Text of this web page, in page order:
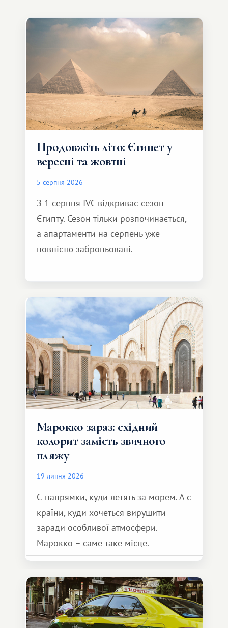
Продовжіть літо: Єгипет у
вересні та жовтні
5 серпня 2026
З 1 серпня IVC відкриває сезон
Єгипту. Сезон тільки розпочинається,
а апартаменти на серпень уже
повністю заброньовані.
Марокко зараз: східний
колорит замість звичного
пляжу
19 липня 2026
Є напрямки, куди летять за морем. А є
країни, куди хочеться вирушити
заради особливої ​​атмосфери.
Марокко – саме таке місце.